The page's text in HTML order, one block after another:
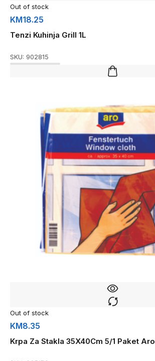
Out of stock
KM18.25
Tenzi Kuhinja Grill 1L
SKU: 902815
Out of stock
KM8.35
Krpa Za Stakla 35X40Cm 5/1 Paket Aro